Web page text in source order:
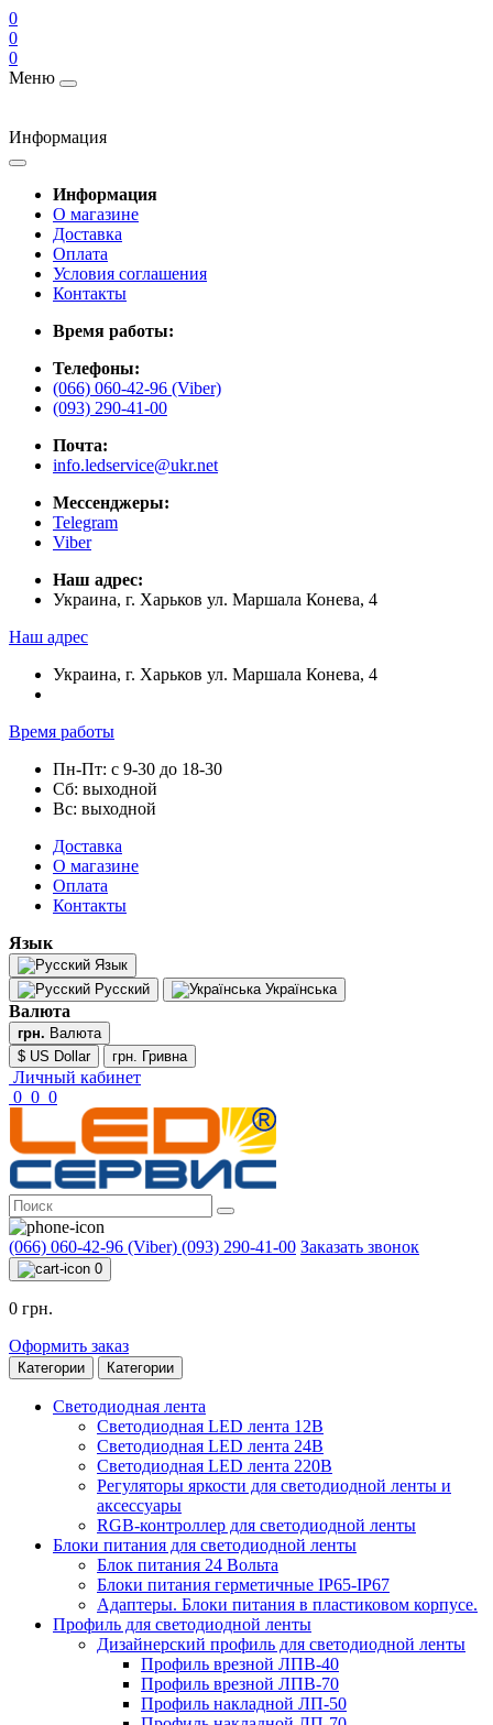
0
0
0
Меню
Информация
Информация
О магазине
Доставка
Оплата
Условия соглашения
Контакты
Время работы:
Телефоны:
(066) 060-42-96 (Viber)
(093) 290-41-00
Почта:
info.ledservice@ukr.net
Мессенджеры:
Telegram
Viber
Наш адрес:
Украина, г. Харьков ул. Маршала Конева, 4
Наш адрес
Украина, г. Харьков ул. Маршала Конева, 4
Время работы
Пн-Пт: с 9-30 до 18-30
Сб: выходной
Вс: выходной
Доставка
О магазине
Оплата
Контакты
Язык
Язык
Русский
Українська
Валюта
грн. Валюта
$ US Dollar
грн. Гривна
Личный кабинет
0 0 0
(066) 060-42-96 (Viber) (093) 290-41-00 Заказать звонок
0
0 грн.
Оформить заказ
Категории Категории
Светодиодная лента
Светодиодная LED лента 12В
Светодиодная LED лента 24В
Светодиодная LED лента 220В
Регуляторы яркости для светодиодной ленты и
аксессуары
RGB-контроллер для светодиодной ленты
Блоки питания для светодиодной ленты
Блок питания 24 Вольта
Блоки питания герметичные IP65-IP67
Адаптеры. Блоки питания в пластиковом корпусе.
Профиль для светодиодной ленты
Дизайнерский профиль для светодиодной ленты
Профиль врезной ЛПВ-40
Профиль врезной ЛПВ-70
Профиль накладной ЛП-50